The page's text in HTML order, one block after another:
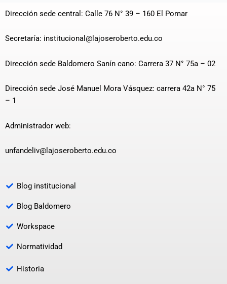
Dirección sede central: Calle 76 N° 39 – 160 El Pomar
Secretaría: institucional@lajoseroberto.edu.co
Dirección sede Baldomero Sanín cano: Carrera 37 N° 75a – 02
Dirección sede José Manuel Mora Vásquez: carrera 42a N° 75
– 1
Administrador web:
unfandeliv@lajoseroberto.edu.co
Blog institucional
Blog Baldomero
Workspace
Normatividad
Historia